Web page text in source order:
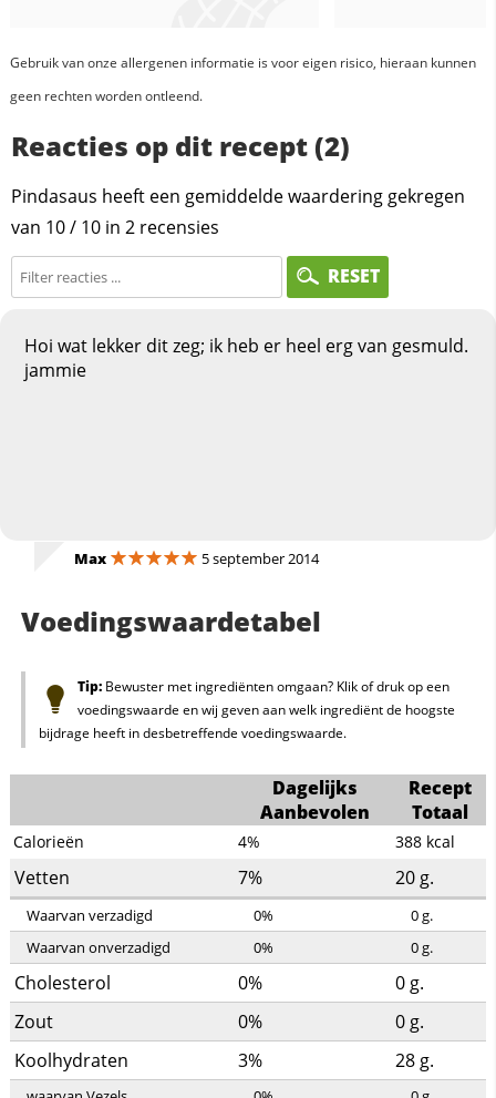
Gebruik van onze allergenen informatie is voor eigen risico, hieraan kunnen
geen rechten worden ontleend.
Reacties op dit recept (2)
Pindasaus heeft een gemiddelde waardering gekregen
van 10/ 10 in 2 recensies
RESET
Hoi wat lekker dit zeg; ik heb er heel erg van gesmuld.
jammie
Max 5 september 2014
Voedingswaardetabel
Tip:Bewuster met ingrediënten omgaan? Klik of druk op een
voedingswaarde en wij geven aan welk ingrediënt de hoogste
bijdrage heeft in desbetreffende voedingswaarde.
Dagelijks
Aanbevolen
Recept
Totaal
Calorieën 4% 388 kcal
Vetten 7% 20g.
Waarvan verzadigd 0% 0g.
Waarvan onverzadigd
0% 0g.
Cholesterol 0% 0g.
Zout
0% 0g.
Koolhydraten
3% 28g.